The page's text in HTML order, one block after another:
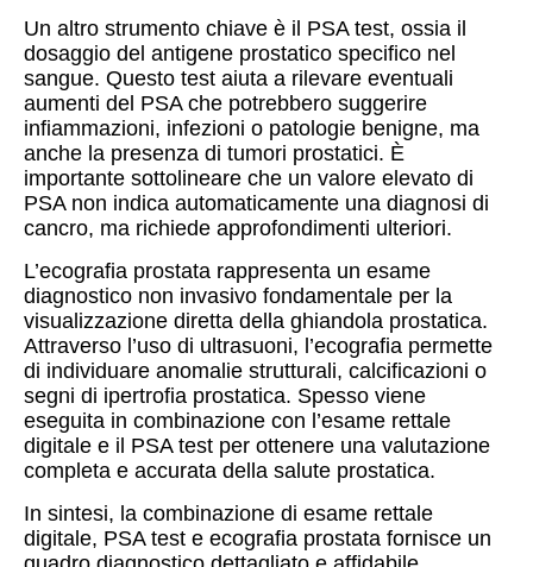
Un altro strumento chiave è il PSA test, ossia il
dosaggio del antigene prostatico specifico nel
sangue. Questo test aiuta a rilevare eventuali
aumenti del PSA che potrebbero suggerire
infiammazioni, infezioni o patologie benigne, ma
anche la presenza di tumori prostatici. È
importante sottolineare che un valore elevato di
PSA non indica automaticamente una diagnosi di
cancro, ma richiede approfondimenti ulteriori.
L’ecografia prostata rappresenta un esame
diagnostico non invasivo fondamentale per la
visualizzazione diretta della ghiandola prostatica.
Attraverso l’uso di ultrasuoni, l’ecografia permette
di individuare anomalie strutturali, calcificazioni o
segni di ipertrofia prostatica. Spesso viene
eseguita in combinazione con l’esame rettale
digitale e il PSA test per ottenere una valutazione
completa e accurata della salute prostatica.
In sintesi, la combinazione di esame rettale
digitale, PSA test e ecografia prostata fornisce un